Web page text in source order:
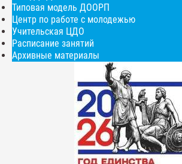
Типовая модель ДООРП
Центр по работе с молодежью
Учительская ЦДО
Расписание занятий
Архивные материалы